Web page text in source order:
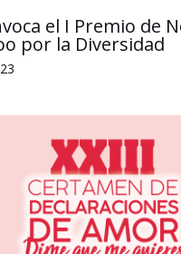
el I Premio de
por la Diversidad